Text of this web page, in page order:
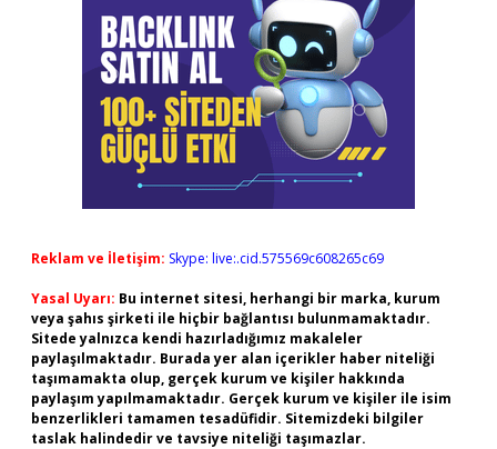
Reklam ve İletişim: Skype: live:.cid.575569c608265c69
Yasal Uyarı: Bu internet sitesi, herhangi bir marka, kurum
veya şahıs şirketi ile hiçbir bağlantısı bulunmamaktadır.
Sitede yalnızca kendi hazırladığımız makaleler
paylaşılmaktadır. Burada yer alan içerikler haber niteliği
taşımamakta olup, gerçek kurum ve kişiler hakkında
paylaşım yapılmamaktadır. Gerçek kurum ve kişiler ile isim
benzerlikleri tamamen tesadüfidir. Sitemizdeki bilgiler
taslak halindedir ve tavsiye niteliği taşımazlar.